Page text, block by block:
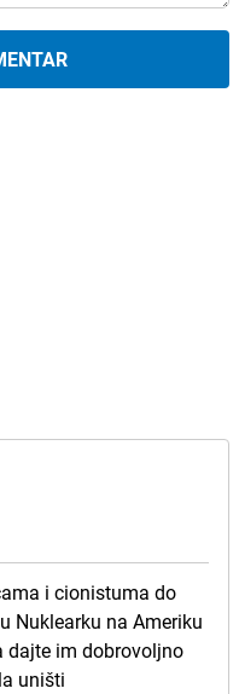
i cionistuma do
Nuklearku na Ameriku
dajte im dobrovoljno
uništi